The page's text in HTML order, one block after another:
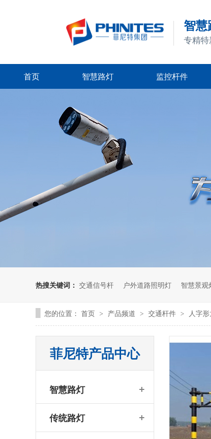
智慧
专精特
首页 智慧路灯 监控杆件
热搜关键词： 交通信号杆 户外道路照明灯 智慧景观
您的位置： 首页 > 产品频道 > 交通杆件 > 人字
菲尼特产品中心
智慧路灯
传统路灯